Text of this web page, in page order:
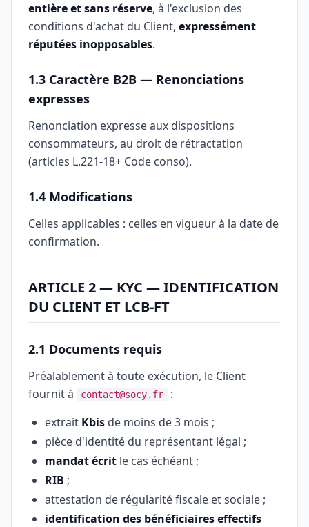
entière et sans réserve, à l'exclusion des
conditions d'achat du Client, expressément
réputées inopposables.
1.3 Caractère B2B — Renonciations
expresses
Renonciation expresse aux dispositions
consommateurs, au droit de rétractation
(articles L.221-18+ Code conso).
1.4 Modifications
Celles applicables : celles en vigueur à la date de
confirmation.
ARTICLE 2 — KYC — IDENTIFICATION
DU CLIENT ET LCB-FT
2.1 Documents requis
Préalablement à toute exécution, le Client
fournit à
contact@socy.fr
:
extrait Kbis de moins de 3 mois ;
pièce d'identité du représentant légal ;
mandat écrit le cas échéant ;
RIB ;
attestation de régularité fiscale et sociale ;
identification des bénéficiaires effectifs